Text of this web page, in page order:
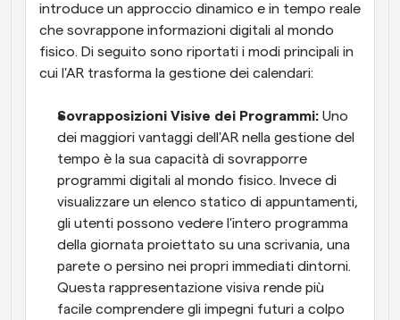
introduce un approccio dinamico e in tempo reale
che sovrappone informazioni digitali al mondo
fisico. Di seguito sono riportati i modi principali in
cui l'AR trasforma la gestione dei calendari:
Sovrapposizioni Visive dei Programmi: Uno
dei maggiori vantaggi dell'AR nella gestione del
tempo è la sua capacità di sovrapporre
programmi digitali al mondo fisico. Invece di
visualizzare un elenco statico di appuntamenti,
gli utenti possono vedere l'intero programma
della giornata proiettato su una scrivania, una
parete o persino nei propri immediati dintorni.
Questa rappresentazione visiva rende più
facile comprendere gli impegni futuri a colpo